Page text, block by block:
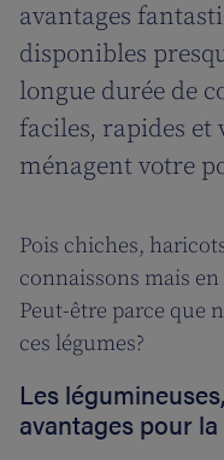
avantages
disponibles
longue durée de
faciles, rapides et
ménagent votre
Pois chiches,
connaissons mais
Peut-être parce que
ces légumes?
Les
avantages pour